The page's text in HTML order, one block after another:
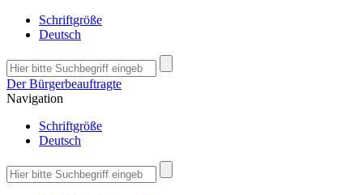
Schriftgröße
Deutsch
Der Bürgerbeauftragte
Navigation
Schriftgröße
Deutsch